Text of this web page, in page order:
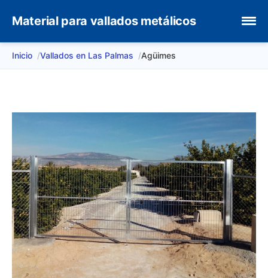
Material para vallados metálicos
Inicio Vallados en Las Palmas Agüimes